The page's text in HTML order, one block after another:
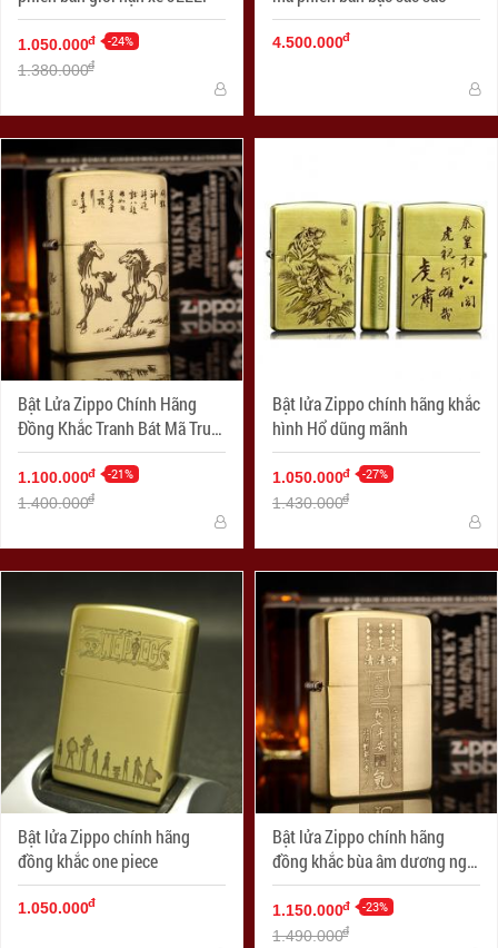
1.050.000đ -24%
1.380.000đ
4.500.000đ
Bật Lửa Zippo Chính Hãng
Đồng Khắc Tranh Bát Mã Truy
Phong
1.100.000đ -21%
1.400.000đ
Bật lửa Zippo chính hãng khắc
hình Hổ dũng mãnh
1.050.000đ -27%
1.430.000đ
Bật lửa Zippo chính hãng
đồng khắc one piece
1.050.000đ
Bật lửa Zippo chính hãng
đồng khắc bùa âm dương ngũ
hành
1.150.000đ -23%
1.490.000đ